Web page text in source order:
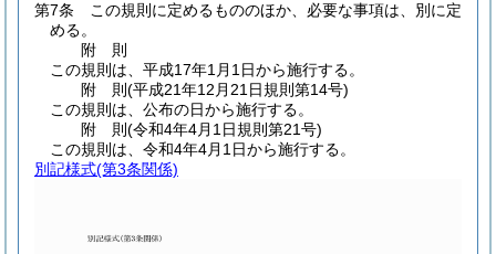
第7条
この規則に定めるもののほか、必要な事項は、別に定
める。
附 則
この規則は、平成17年1月1日から施行する。
附 則(平成21年12月21日規則第14号)
この規則は、公布の日から施行する。
附 則(令和4年4月1日規則第21号)
この規則は、令和4年4月1日から施行する。
別記様式(第3条関係)